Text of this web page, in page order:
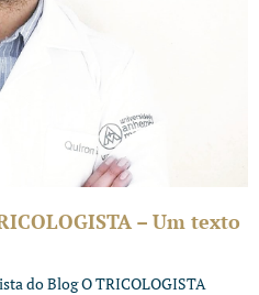
– Um texto
do Blog O TRICOLOGISTA